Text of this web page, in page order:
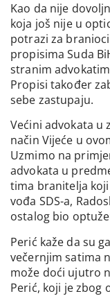
Kao da nije
koja još nije u
potrazi za
propisima Suda
stranim
Propisi također
sebe zastupaju.
Većini advokata u
način Vijeće u
Uzmimo na
advokata u
tima branitelja
vođa SDS-a,
ostalog bio
Perić kaže da su
večernjim satima
može doći ujutro
Perić, koji je zbog